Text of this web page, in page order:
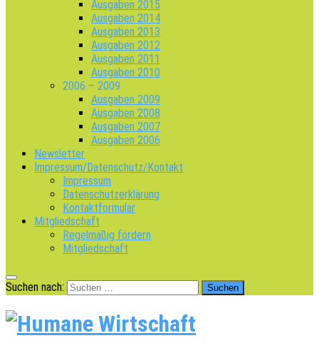
Ausgaben 2015
Ausgaben 2014
Ausgaben 2013
Ausgaben 2012
Ausgaben 2011
Ausgaben 2010
2006 – 2009
Ausgaben 2009
Ausgaben 2008
Ausgaben 2007
Ausgaben 2006
Newsletter
Impressum/Datenschutz/Kontakt
Impressum
Datenschutzerklärung
Kontaktformular
Mitgliedschaft
Regelmäßig fördern
Mitgliedschaft
Suchen nach: